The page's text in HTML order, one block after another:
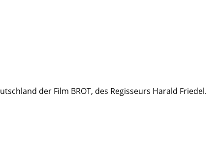
der Film BROT, des Regisseurs Harald Friedel.